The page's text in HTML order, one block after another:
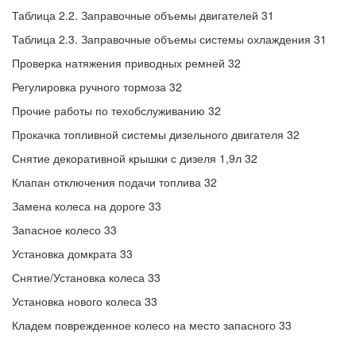
Таблица 2.2. Заправочные объемы двигателей 31
Таблица 2.3. Заправочные объемы системы охлаждения 31
Проверка натяжения приводных ремней 32
Регулировка ручного тормоза 32
Прочие работы по техобслуживанию 32
Прокачка топливной системы дизельного двигателя 32
Снятие декоративной крышки с дизеля 1,9л 32
Клапан отключения подачи топлива 32
Замена колеса на дороге 33
Запасное колесо 33
Установка домкрата 33
Снятие/Установка колеса 33
Установка нового колеса 33
Кладем поврежденное колесо на место запасного 33